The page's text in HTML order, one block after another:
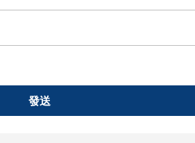
發送